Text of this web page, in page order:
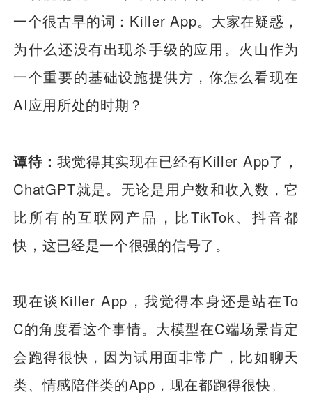
一个很古早的词：Killer App。大家在疑惑，
为什么还没有出现杀手级的应用。火山作为
一个重要的基础设施提供方，你怎么看现在
AI应用所处的时期？
谭待： 我觉得其实现在已经有Killer App了，
ChatGPT就是。无论是用户数和收入数，它
比所有的互联网产品，比TikTok、抖音都
快，这已经是一个很强的信号了。
现在谈Killer App，我觉得本身还是站在To
C的角度看这个事情。大模型在C端场景肯定
会跑得很快，因为试用面非常广，比如聊天
类、情感陪伴类的App，现在都跑得很快。